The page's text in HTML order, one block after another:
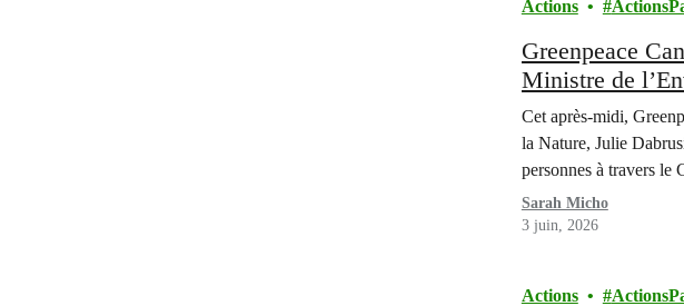
Actions
Greenpeace
Ministre de
en parallèle de
perte de
Cet après-midi,
la Nature, Julie
personnes à travers le
Sarah Micho
3 juin, 2026
Actions